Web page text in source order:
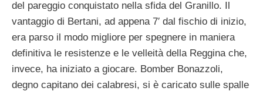
del pareggio conquistato nella sfida del Granillo. Il
vantaggio di Bertani, ad appena 7′ dal fischio di inizio,
era parso il modo migliore per spegnere in maniera
definitiva le resistenze e le velleità della Reggina che,
invece, ha iniziato a giocare. Bomber Bonazzoli,
degno capitano dei calabresi, si è caricato sulle spalle